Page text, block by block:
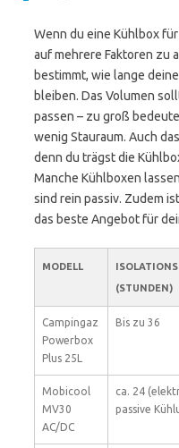
Wenn du eine Kühlbox
auf mehrere Faktoren zu
bestimmt, wie lange
bleiben. Das Volumen
passen – zu groß
wenig Stauraum. Auch
denn du trägst die
Manche Kühlboxen
sind rein passiv. Zudem
das beste Angebot für
MODELL
(STUNDEN)
Campingaz
Powerbox
Plus 25L
Bis zu 36
Mobicool
MV30
AC/DC
ca. 24
passive